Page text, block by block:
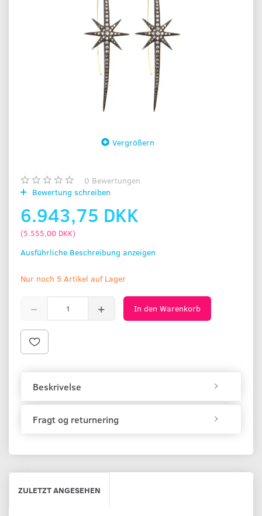
Vergrößern
0 Bewertungen
Bewertung schreiben
6.943,75 DKK
(5.555,00 DKK)
Ausführliche Beschreibung anzeigen
Nur noch 5 Artikel auf Lager
In den Warenkorb
Beskrivelse
Fragt og returnering
ZULETZT ANGESEHEN